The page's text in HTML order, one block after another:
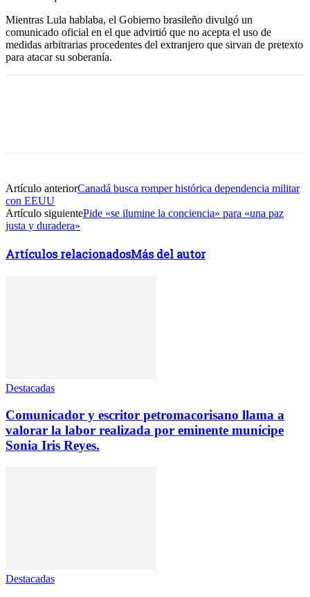
Mientras Lula hablaba, el Gobierno brasileño divulgó un
comunicado oficial en el que advirtió que no acepta el uso de
medidas arbitrarias procedentes del extranjero que sirvan de pretexto
para atacar su soberanía.
Artículo anteriorCanadá busca romper histórica dependencia militar
con EEUU
Artículo siguientePide «se ilumine la conciencia» para «una paz
justa y duradera»
Artículos relacionadosMás del autor
Destacadas
Comunicador y escritor petromacorisano llama a
valorar la labor realizada por eminente munícipe
Sonia Iris Reyes.
Destacadas